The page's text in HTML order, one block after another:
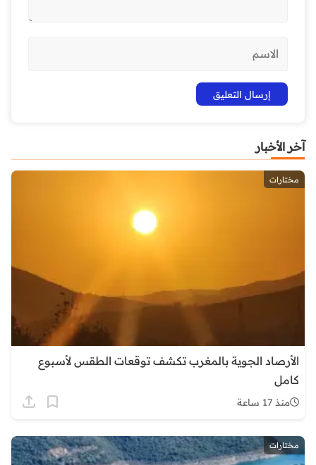
آخر الأخبار
مختارات
الأرصاد الجوية بالمغرب تكشف توقعات الطقس لأسبوع
كامل
منذ 17 ساعة
مختارات